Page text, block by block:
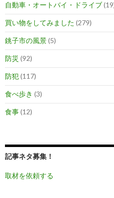
自動車・オートバイ・ドライブ
買い物をしてみました (279)
銚子市の風景(5)
防災 (92)
防犯(117)
食べ歩き (3)
食事(12)
記事ネタ募集！
取材を依頼する